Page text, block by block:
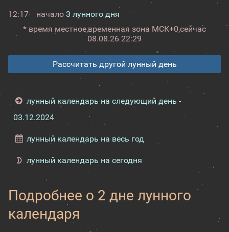
12:17 начало 3 лунного дня
* время местное,временная зона МСК+0,сейчас
08.08.26 22:29
Рассчитать другой лунный день
лунный календарь на следующий день -
03.12.2024
лунный календарь на весь год
лунный календарь на сегодня
Подробнее о 2 дне лунного
календаря